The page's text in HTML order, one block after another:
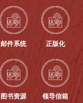
邮件系统 正版化
图书资源 领导信箱